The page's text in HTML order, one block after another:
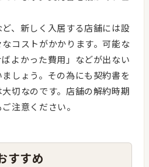
、新しく入居する店舗には設
コストがかかります。可能な
よかった費用」などが出ない
しょう。その為にも契約書を
切なのです。店舗の解約時期
注意ください。
すすめ